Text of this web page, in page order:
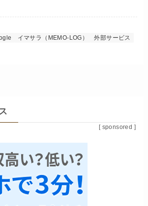
イマサラ（MEMO-LOG） 外部サービス
[ sponsored ]